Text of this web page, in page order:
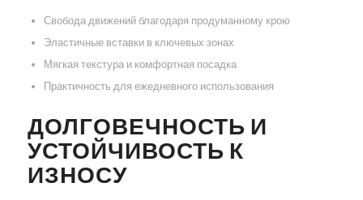
Свобода движений благодаря продуманному крою
Эластичные вставки в ключевых зонах
Мягкая текстура и комфортная посадка
Практичность для ежедневного использования
ДОЛГОВЕЧНОСТЬ И
УСТОЙЧИВОСТЬ К
ИЗНОСУ